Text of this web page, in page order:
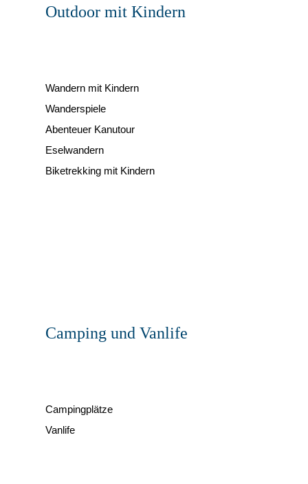
Outdoor mit Kindern
Wandern mit Kindern
Wanderspiele
Abenteuer Kanutour
Eselwandern
Biketrekking mit Kindern
Camping und Vanlife
Campingplätze
Vanlife